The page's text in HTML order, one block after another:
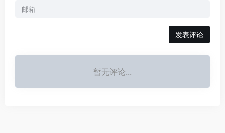
发表评论
暂无评论...